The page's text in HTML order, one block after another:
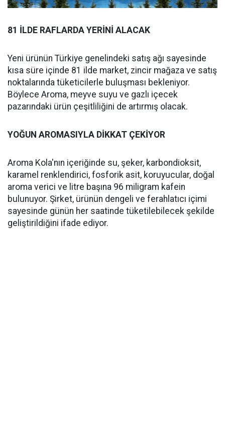
81 İLDE RAFLARDA YERİNİ ALACAK
Yeni ürünün Türkiye genelindeki satış ağı sayesinde
kısa süre içinde 81 ilde market, zincir mağaza ve satış
noktalarında tüketicilerle buluşması bekleniyor.
Böylece Aroma, meyve suyu ve gazlı içecek
pazarındaki ürün çeşitliliğini de artırmış olacak.
YOĞUN AROMASIYLA DİKKAT ÇEKİYOR
Aroma Kola'nın içeriğinde su, şeker, karbondioksit,
karamel renklendirici, fosforik asit, koruyucular, doğal
aroma verici ve litre başına 96 miligram kafein
bulunuyor. Şirket, ürünün dengeli ve ferahlatıcı içimi
sayesinde günün her saatinde tüketilebilecek şekilde
geliştirildiğini ifade ediyor.